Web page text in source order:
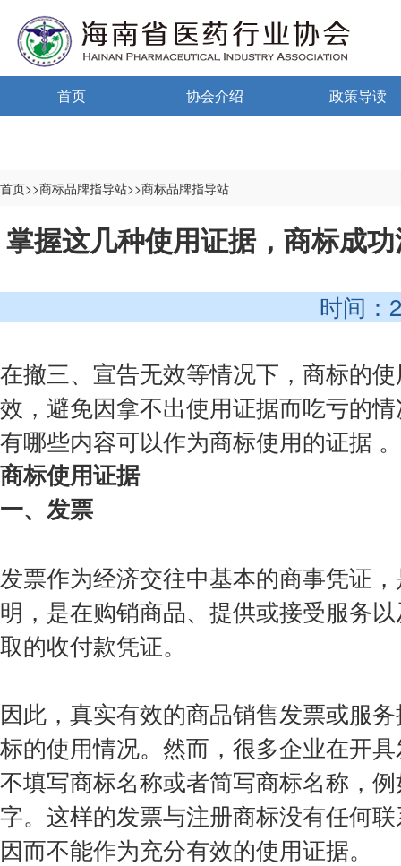
首页 协会介绍
自律宣言
登记信息
会费制度
调解规则
政策导读
中小微海南政
首页>>商标品牌指导站>>商标品牌指导站
掌握这几种使用证据，商标成
时间：
在撤三、宣告无效等情况下，商标的
效，避免因拿不出使用证据而吃亏的
有哪些内容可以作为商标使用的证据 。
商标使用证据
一、发票
发票作为经济交往中基本的商事凭证
明，是在购销商品、提供或接受服务
取的收付款凭证。
因此，真实有效的商品销售发票或服
标的使用情况。然而，很多企业在开
不填写商标名称或者简写商标名称，
字。这样的发票与注册商标没有任何
因而不能作为充分有效的使用证据。